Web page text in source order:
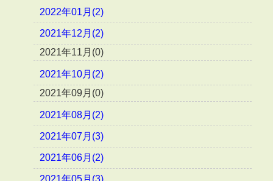
2022年01月(2)
2021年12月(2)
2021年11月(0)
2021年10月(2)
2021年09月(0)
2021年08月(2)
2021年07月(3)
2021年06月(2)
2021年05月(3)